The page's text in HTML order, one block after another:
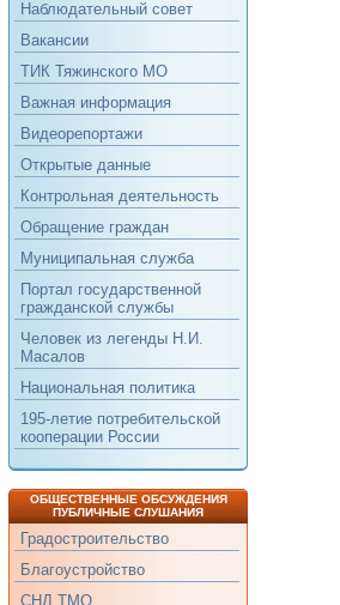
Наблюдательный совет
Вакансии
ТИК Тяжинского МО
Важная информация
Видеорепортажи
Открытые данные
Контрольная деятельность
Обращение граждан
Муниципальная служба
Портал государственной
гражданской службы
Человек из легенды Н.И.
Масалов
Национальная политика
195-летие потребительской
кооперации России
ОБЩЕСТВЕННЫЕ ОБСУЖДЕНИЯ
ПУБЛИЧНЫЕ СЛУШАНИЯ
Градостроительство
Благоустройство
СНД ТМО